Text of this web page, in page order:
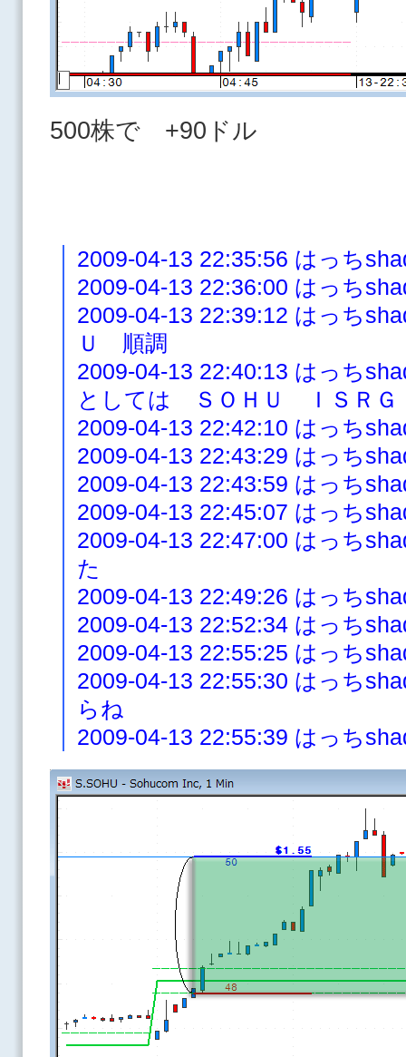
500株で +90ドル
2009-04-13 22:35:56 はっち
2009-04-13 22:36:00 はっち
2009-04-13 22:39:12 はっち
Ｕ 順調
2009-04-13 22:40:13 はっち
としては ＳＯＨＵ ＩＳＲＧ
2009-04-13 22:42:10 はっち
2009-04-13 22:43:29 はっち
2009-04-13 22:43:59 はっち
2009-04-13 22:45:07 はっち
2009-04-13 22:47:00 はっち
た
2009-04-13 22:49:26 はっち
2009-04-13 22:52:34 はっち
2009-04-13 22:55:25 はっち
2009-04-13 22:55:30 はっち
らね
2009-04-13 22:55:39 はっち